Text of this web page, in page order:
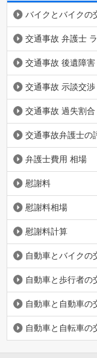
バイクとバイクの
交通事故 弁護士
交通事故 後遺障害
交通事故 示談交渉
交通事故 過失割合
交通事故弁護士の
弁護士費用 相場
慰謝料
慰謝料相場
慰謝料計算
自動車とバイクの
自動車と歩行者の
自動車と自動車の
自動車と自転車の